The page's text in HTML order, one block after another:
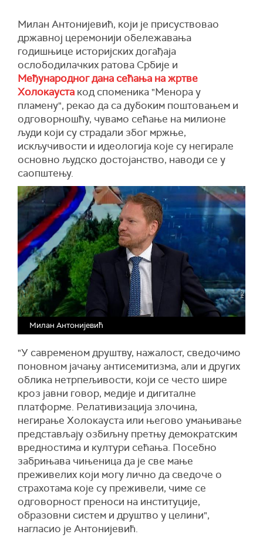
Милан Антонијевић, који је присуствовао
државној церемонији обележавања
годишњице историјских догађаја
ослободилачких ратова Србије и
Међународног дана сећања на жртве
Холокауста код споменика "Менора у
пламену", рекао да са дубоким поштовањем и
одговорношћу, чувамо сећање на милионе
људи који су страдали због мржње,
искључивости и идеологија које су негирале
основно људско достојанство, наводи се у
саопштењу.
Милан Антонијевић
"У савременом друштву, нажалост, сведочимо
поновном јачању антисемитизма, али и других
облика нетрпељивости, који се често шире
кроз јавни говор, медије и дигиталне
платформе. Релативизација злочина,
негирање Холокауста или његово умањивање
представљају озбиљну претњу демократским
вредностима и култури сећања. Посебно
забрињава чињеница да је све мање
преживелих који могу лично да сведоче о
страхотама које су преживели, чиме се
одговорност преноси на институције,
образовни систем и друштво у целини",
нагласио је Антонијевић.